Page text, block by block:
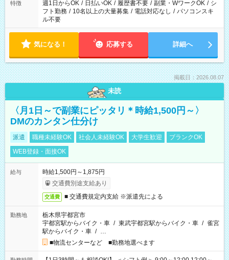
特徴 週1日からOK / 日払いOK / 履歴書不要 / 副業・WワークOK / シ
フト勤務 / 10名以上の大量募集 / 電話対応なし / パソコンスキ
ル不要
気になる！ 応募する 詳細へ
掲載日：2026.08.07
未読
〈月1日～で副業にピッタリ＊時給1,500円～〉
DMのカンタン仕分け
派遣 職種未経験OK 社会人未経験OK 大学生歓迎
ブランクOK
WEB登録・面接OK
給与
時給1,500円～1,875円
交通費別途支給あり
交通費 ■ 交通費規定内支給 ※派遣先による
勤務地
栃木県宇都宮市
宇都宮駅からバイク・車 / 東武宇都宮駅からバイク・車 / 雀宮
駅からバイク・車 / …
■物流センターなど ■勤務地選べます